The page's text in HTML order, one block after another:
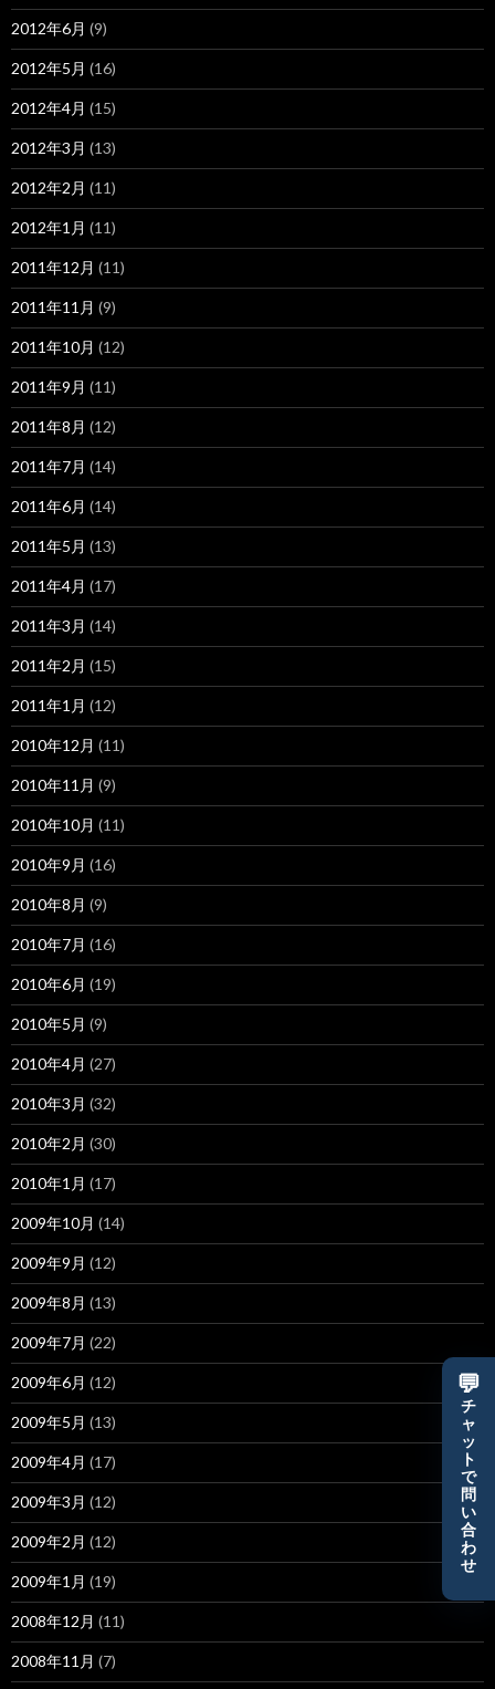
2012年6月 (9)
2012年5月 (16)
2012年4月 (15)
2012年3月 (13)
2012年2月 (11)
2012年1月 (11)
2011年12月 (11)
2011年11月 (9)
2011年10月 (12)
2011年9月 (11)
2011年8月 (12)
2011年7月 (14)
2011年6月 (14)
2011年5月 (13)
2011年4月 (17)
2011年3月 (14)
2011年2月 (15)
2011年1月 (12)
2010年12月 (11)
2010年11月 (9)
2010年10月 (11)
2010年9月 (16)
2010年8月 (9)
2010年7月 (16)
2010年6月 (19)
2010年5月 (9)
2010年4月 (27)
2010年3月 (32)
2010年2月 (30)
2010年1月 (17)
2009年10月 (14)
2009年9月 (12)
2009年8月 (13)
2009年7月 (22)
2009年6月 (12)
2009年5月 (13)
2009年4月 (17)
2009年3月 (12)
2009年2月 (12)
2009年1月 (19)
2008年12月 (11)
2008年11月 (7)
💬
チ
ャ
ッ
ト
で
問
い
合
わ
せ